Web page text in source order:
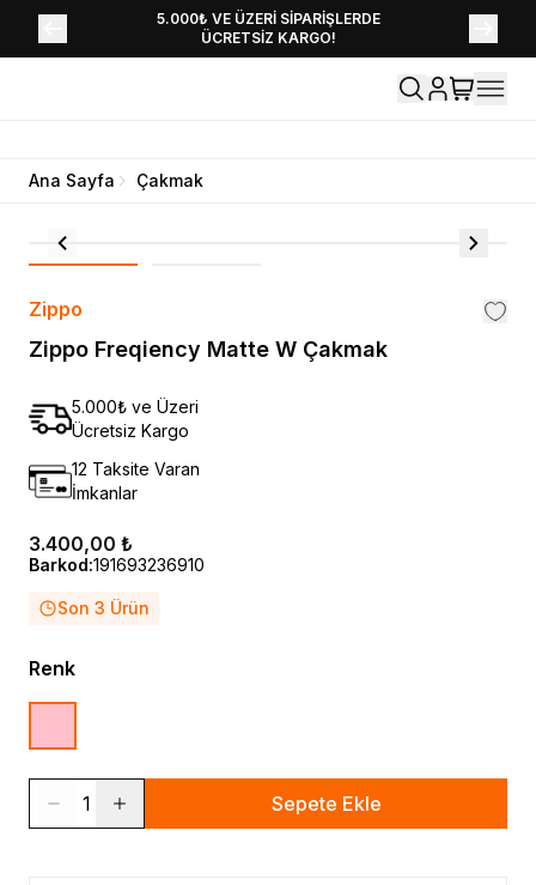
5.000₺ VE ÜZERİ SİPARİŞLERDE
ÜCRETSİZ KARGO!
YENİ SEZON KOLEKSİYONU EKLENDİ,
HEMEN KEŞFET!
Ana Sayfa Çakmak
Zippo
Zippo Freqiency Matte W Çakmak
5.000₺ ve Üzeri
Ücretsiz Kargo
12 Taksite Varan
İmkanlar
3.400,00 ₺
Barkod:191693236910
Son 3 Ürün
Renk
1 Sepete Ekle